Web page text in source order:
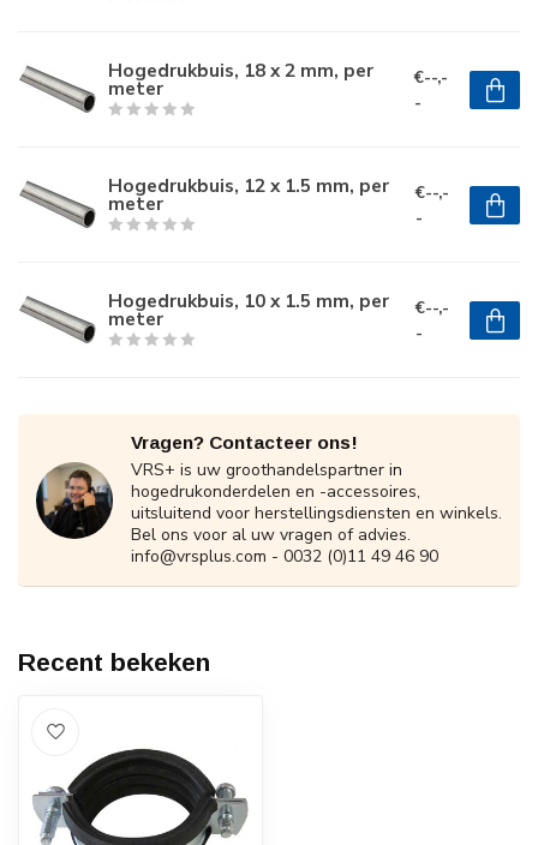
Hogedrukbuis, 18 x 2 mm, per
meter
€--,-
-
Hogedrukbuis, 12 x 1.5 mm, per
meter
€--,-
-
Hogedrukbuis, 10 x 1.5 mm, per
meter
€--,-
-
Vragen? Contacteer ons!
VRS+ is uw groothandelspartner in
hogedrukonderdelen en -accessoires,
uitsluitend voor herstellingsdiensten en winkels.
Bel ons voor al uw vragen of advies.
info@vrsplus.com - 0032 (0)11 49 46 90
Recent bekeken